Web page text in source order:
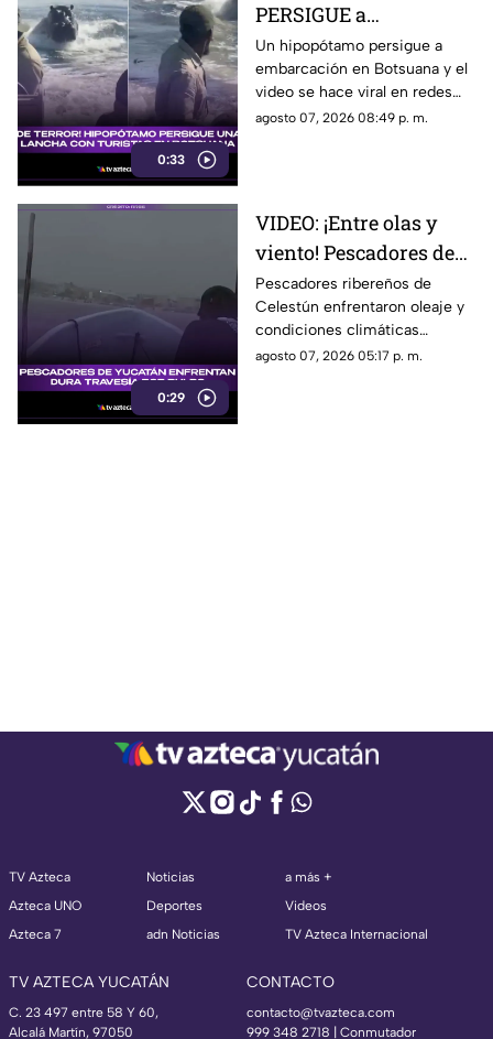
0:33
PERSIGUE a
embarcación con
turistas a bordo y todo
queda grabado
Un hipopótamo persigue a
embarcación en Botsuana y el
video se hace viral en redes
sociales, desatando todo tipo
agosto 07, 2026 08:49 p. m.
0:29
VIDEO: ¡Entre olas y
viento! Pescadores de
Celestún enfrentan
dura travesía por pulpo
Pescadores ribereños de
Celestún enfrentaron oleaje y
condiciones climáticas
adversas durante su travesía
agosto 07, 2026 05:17 p. m.
TV Azteca
Azteca UNO
Azteca 7
Noticias
Deportes
adn Noticias
a más +
Videos
TV Azteca Internacional
TV AZTECA YUCATÁN
C. 23 497 entre 58 Y 60,
Alcalá Martín, 97050
CONTACTO
contacto@tvazteca.com
999 348 2718 | Conmutador